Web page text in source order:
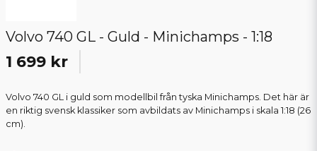
Volvo 740 GL - Guld - Minichamps - 1:18
1 699 kr
Volvo 740 GL i guld som modellbil från tyska Minichamps. Det här är
en riktig svensk klassiker som avbildats av Minichamps i skala 1:18 (26
cm).